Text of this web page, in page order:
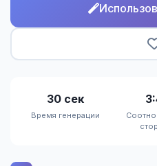
30 сек
Время генерации